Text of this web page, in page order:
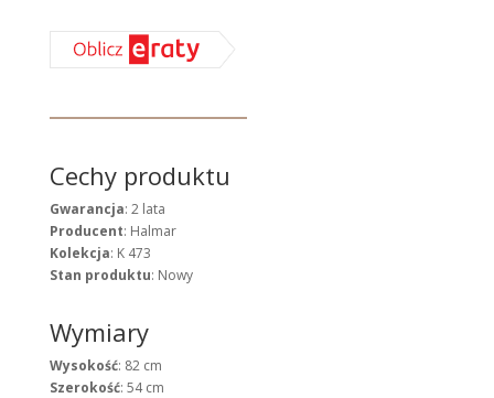
Cechy produktu
Gwarancja: 2 lata
Producent: Halmar
Kolekcja: K 473
Stan produktu: Nowy
Wymiary
Wysokość: 82 cm
Szerokość: 54 cm